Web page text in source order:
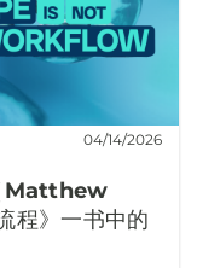
04/14/2026
Matthew
程》一书中的